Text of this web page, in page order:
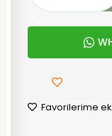
Favorilerime